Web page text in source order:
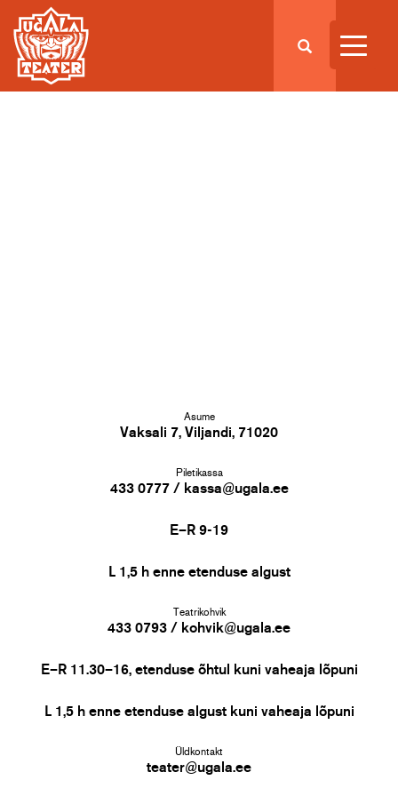
Asume
Vaksali 7, Viljandi, 71020
Piletikassa
433 0777 / kassa@ugala.ee
E–R 9-19
L 1,5 h enne etenduse algust
Teatrikohvik
433 0793 / kohvik@ugala.ee
E–R 11.30–16, etenduse õhtul kuni vaheaja lõpuni
L 1,5 h enne etenduse algust kuni vaheaja lõpuni
Üldkontakt
teater@ugala.ee